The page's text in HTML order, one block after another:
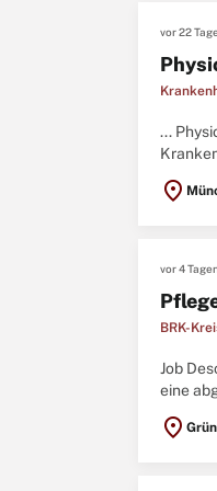
vor 22
...
location_on
vor 4
BRK-
Job
eine
location_on